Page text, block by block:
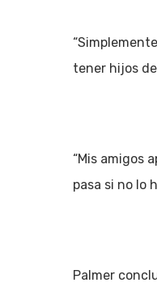
tener hijos
“Mis amigos
pasa si no lo
Palmer